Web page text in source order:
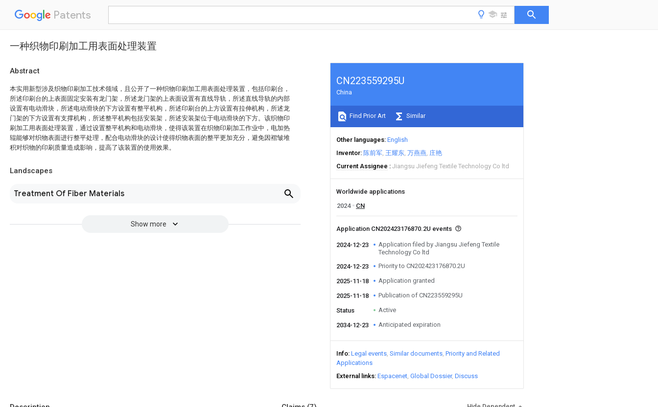
Patents
一种织物印刷加工用表面处理装置
Abstract
本实用新型涉及织物印刷加工技术领域，且公开了一种织物印刷加工用表面处理装置，包括印刷台，
所述印刷台的上表面固定安装有龙门架，所述龙门架的上表面设置有直线导轨，所述直线导轨的内部
设置有电动滑块，所述电动滑块的下方设置有整平机构，所述印刷台的上方设置有拉伸机构，所述龙
门架的下方设置有支撑机构，所述整平机构包括安装架，所述安装架位于电动滑块的下方。该织物印
刷加工用表面处理装置，通过设置整平机构和电动滑块，使得该装置在织物印刷加工作业中，电加热
辊能够对织物表面进行整平处理，配合电动滑块的设计使得织物表面的整平更加充分，避免因褶皱堆
积对织物的印刷质量造成影响，提高了该装置的使用效果。
Landscapes
Treatment Of Fiber Materials
Show more
CN223559295U
China
Find Prior Art Similar
Other languages English
Inventor 陈前军 王耀东 万燕燕 庄艳
Current Assignee
Jiangsu Jiefeng Textile Technology Co ltd
Worldwide applications
2024
CN
Application CN202423176870.2U events
2024-12-23
Application filed by Jiangsu Jiefeng Textile
Technology Co ltd
2024-12-23
Priority to CN202423176870.2U
2025-11-18 Application granted
2025-11-18 Publication of CN223559295U
Status Active
2034-12-23 Anticipated expiration
Info Legal events Similar documents Priority and Related
Applications
External links Espacenet Global Dossier Discuss